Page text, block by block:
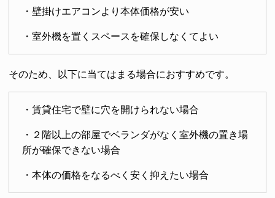
・壁掛けエアコンより本体価格が安い
・室外機を置くスペースを確保しなくてよい
そのため、以下に当てはまる場合におすすめです。
・賃貸住宅で壁に穴を開けられない場合
・２階以上の部屋でベランダがなく室外機の置き場
所が確保できない場合
・本体の価格をなるべく安く抑えたい場合